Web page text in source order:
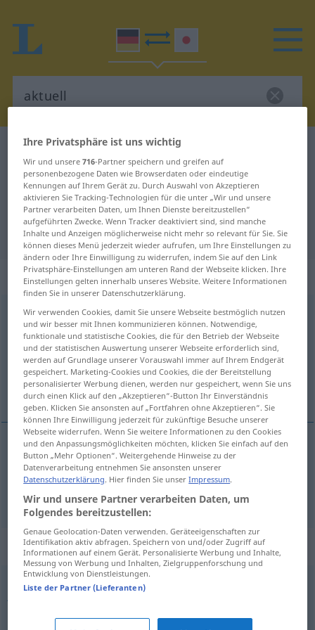
Deutsch-Japanisch Wörterbuch
Deutsch-Japanisch Übersetzung
für "aktuell"
"aktuell" Japanisch Übersetzung
„aktuell“
aktuell
Übersicht aller Übersetzungen
(Für mehr Details die Übersetzung anklicken/antippen)
当面の, 最新の
当面の[tōmen no] aktuellProblem
最新の [saishin no] aktuellNeuigkeit
Synonyme für "aktuell"
jetzig,augenblicklich (Adj.)
Ihre Privatsphäre ist uns wichtig
Wir und unsere716-Partner speichern und greifen auf
personenbezogene Daten wie Browserdaten oder eindeutige
Kennungen auf Ihrem Gerät zu. Durch Auswahl von Akzeptieren
aktivieren Sie Tracking-Technologien für die unter „Wir und unsere
Partner verarbeiten Daten, um Ihnen Dienste bereitzustellen“
aufgeführten Zwecke. Wenn Tracker deaktiviert sind, sind manche
Inhalte und Anzeigen möglicherweise nicht mehr so relevant für Sie. Sie
können dieses Menü jederzeit wieder aufrufen, um Ihre Einstellungen zu
ändern oder Ihre Einwilligung zu widerrufen, indem Sie auf den Link
Privatsphäre-Einstellungen am unteren Rand der Webseite klicken. Ihre
Einstellungen gelten innerhalb unseres Website. Weitere Informationen
finden Sie in unserer Datenschutzerklärung.
Wir verwenden Cookies, damit Sie unsere Webseite bestmöglich nutzen
und wir besser mit Ihnen kommunizieren können. Notwendige,
funktionale und statistische Cookies, die für den Betrieb der Webseite
und der statistischen Auswertung unserer Webseite erforderlich sind,
werden auf Grundlage unserer Vorauswahl immer auf Ihrem Endgerät
gespeichert. Marketing-Cookies und Cookies, die der Bereitstellung
personalisierter Werbung dienen, werden nur gespeichert, wenn Sie uns
durch einen Klick auf den „Akzeptieren“-Button Ihr Einverständnis
geben. Klicken Sie ansonsten auf „Fortfahren ohne Akzeptieren“. Sie
können Ihre Einwilligung jederzeit für zukünftige Besuche unserer
Webseite widerrufen. Wenn Sie weitere Informationen zu den Cookies
und den Anpassungsmöglichkeiten möchten, klicken Sie einfach auf den
Button „Mehr Optionen“. Weitergehende Hinweise zu der
Datenverarbeitung entnehmen Sie ansonsten unserer
Datenschutzerklärung. Hier finden Sie unserImpressum.
Wir und unsere Partner verarbeiten Daten, um
Folgendes bereitzustellen:
Genaue Geolocation-Daten verwenden. Geräteeigenschaften zur
Identifikation aktiv abfragen. Speichern von und/oder Zugriff auf
Informationen auf einem Gerät. Personalisierte Werbung und Inhalte,
Messung von Werbung und Inhalten, Zielgruppenforschung und
Entwicklung von Dienstleistungen.
Liste der Partner (Lieferanten)